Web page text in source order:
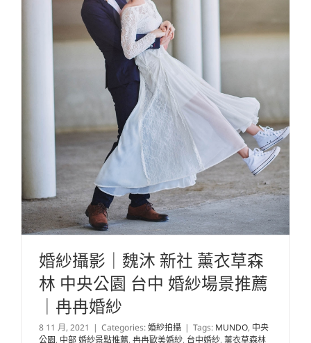
婚紗攝影｜魏沐 新社 薰衣草森
林 中央公園 台中 婚紗場景推薦
｜冉冉婚紗
8 11 月, 2021 | Categories:婚紗拍攝 | Tags: MUNDO, 中央
公園, 中部 婚紗景點推薦, 冉冉歐美婚紗, 台中婚紗, 薰衣草森林